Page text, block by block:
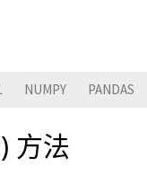
NUMPY PANDAS
方法